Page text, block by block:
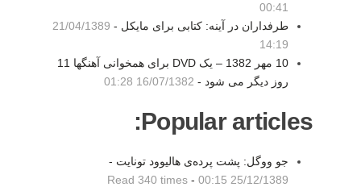
00:41
طرفداران در آینه: کتابی برای مایکل - 21/04/1389
14:19
10 مهر 1382 – يک DVD برای همخوانی آهنگها 11
روز ديگر می شود - 16/07/1382 01:28
Popular articles:
جو ووگل: پشت پرده‌ی هالیوود تونایت -
25/12/1389 00:15
-
Read 340 times